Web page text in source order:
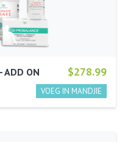
$278.99
ADD ON